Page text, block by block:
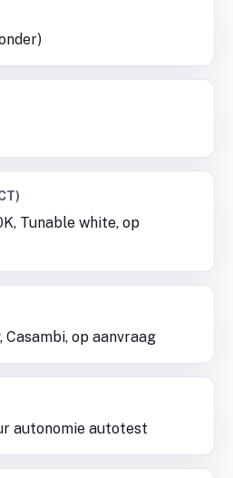
Tunable white, op
Casambi, op aanvraag
autonomie autotest